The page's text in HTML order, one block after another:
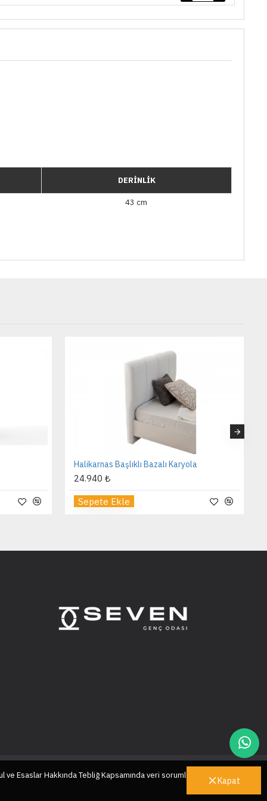
DERİNLİK
43 cm
Halikarnas Başlıklı Bazalı Karyola
24.940 ₺
Sepete Ekle
Kapat
Esaslar Hakkında Tebliğ Kapsamında veri sorumlusu sıfatıyla